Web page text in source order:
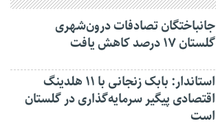
جانباختگان تصادفات درون‌شهری
گلستان ۱۷ درصد کاهش یافت
استاندار: بابک زنجانی با ۱۱ هلدینگ
اقتصادی پیگیر سرمایه‌گذاری در گلستان
است